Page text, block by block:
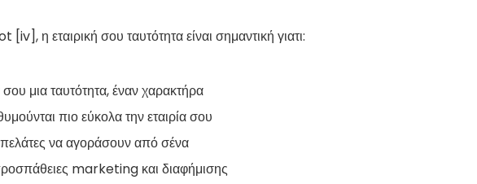
η εταιρική σου ταυτότητα είναι σημαντική γιατι:
σου μια ταυτότητα, έναν χαρακτήρα
πιο εύκολα την εταιρία σου
να αγοράσουν από σένα
marketing και διαφήμισης